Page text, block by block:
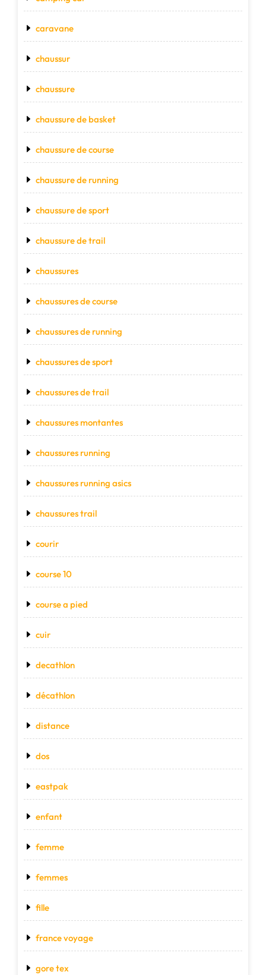
caravane
chaussur
chaussure
chaussure de basket
chaussure de course
chaussure de running
chaussure de sport
chaussure de trail
chaussures
chaussures de course
chaussures de running
chaussures de sport
chaussures de trail
chaussures montantes
chaussures running
chaussures running asics
chaussures trail
courir
course 10
course a pied
cuir
decathlon
décathlon
distance
dos
eastpak
enfant
femme
femmes
fille
france voyage
gore tex